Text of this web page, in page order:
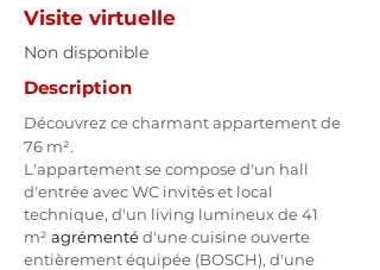
Visite virtuelle
Non disponible
Description
Découvrez ce charmant appartement de
76 m².
L'appartement se compose d'un hall
d'entrée avec WC invités et local
technique, d'un living lumineux de 41
m² agrémenté d'une cuisine ouverte
entièrement équipée (BOSCH), d'une